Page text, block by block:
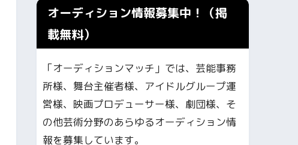
オーディション情報募集中！（掲
載無料）
「オーディションマッチ」では、芸能事務
所様、舞台主催者様、アイドルグループ運
営様、映画プロデューサー様、劇団様、そ
の他芸術分野のあらゆるオーディション情
報を募集しています。